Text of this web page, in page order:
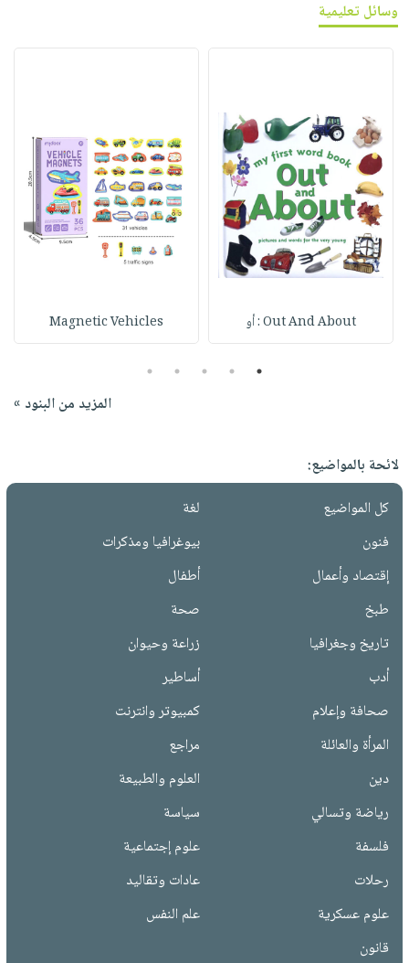
وسائل تعليمية
Out And About : أو Magnetic Vehicles
1
2
3
4
5
المزيد من البنود »
لائحة بالمواضيع:
كل المواضيع
لغة
فنون
بيوغرافيا ومذكرات
إقتصاد وأعمال
أطفال
طبخ
صحة
تاريخ وجغرافيا
زراعة وحيوان
أدب
أساطير
صحافة وإعلام
كمبيوتر وانترنت
المرأة والعائلة
مراجع
دين
العلوم والطبيعة
رياضة وتسالي
سياسة
فلسفة
علوم إجتماعية
رحلات
عادات وتقاليد
علوم عسكرية
علم النفس
قانون